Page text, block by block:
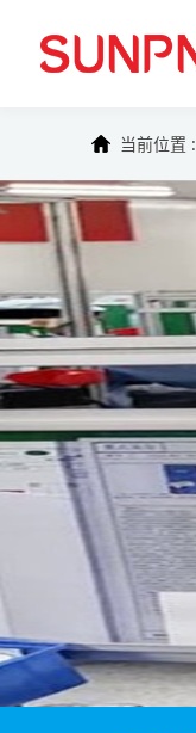
当前位置 :